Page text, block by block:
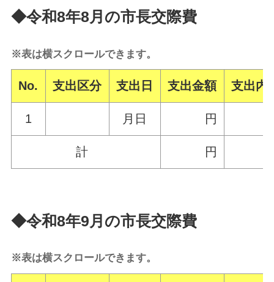
◆令和8年8月の市長交際費
※表は横スクロールできます。
No. 支出区分 支出日 支出金額 支出内
1 月日 円
計 円
◆令和8年9月の市長交際費
※表は横スクロールできます。